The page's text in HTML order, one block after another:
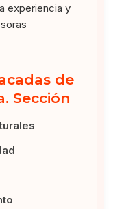
experiencia y
de
Sección